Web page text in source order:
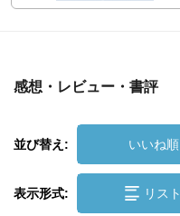
感想・レビュー・書評
並び替え: いいね順
表示形式: リスト